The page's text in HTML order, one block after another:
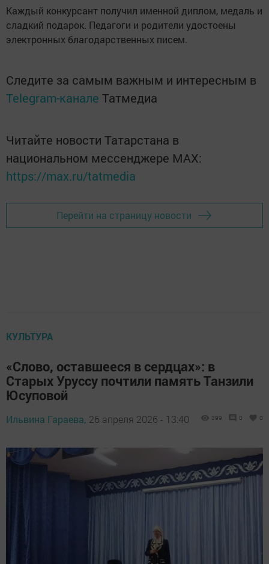
Каждый конкурсант получил именной диплом, медаль и
сладкий подарок. Педагоги и родители удостоены
электронных благодарственных писем.
Следите за самым важным и интересным в
Telegram-канале Татмедиа
Читайте новости Татарстана в
национальном мессенджере MАХ:
https://max.ru/tatmedia
Перейти на страницу новости
КУЛЬТУРА
«Слово, оставшееся в сердцах»: в
Старых Уруссу почтили память Танзили
Юсуповой
Ильвина Гараева, 26 апреля 2026 - 13:40 399 0 0